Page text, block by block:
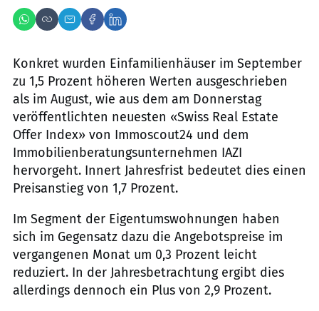
Konkret wurden Einfamilienhäuser im September
zu 1,5 Prozent höheren Werten ausgeschrieben
als im August, wie aus dem am Donnerstag
veröffentlichten neuesten «Swiss Real Estate
Offer Index» von Immoscout24 und dem
Immobilienberatungsunternehmen IAZI
hervorgeht. Innert Jahresfrist bedeutet dies einen
Preisanstieg von 1,7 Prozent.
Im Segment der Eigentumswohnungen haben
sich im Gegensatz dazu die Angebotspreise im
vergangenen Monat um 0,3 Prozent leicht
reduziert. In der Jahresbetrachtung ergibt dies
allerdings dennoch ein Plus von 2,9 Prozent.